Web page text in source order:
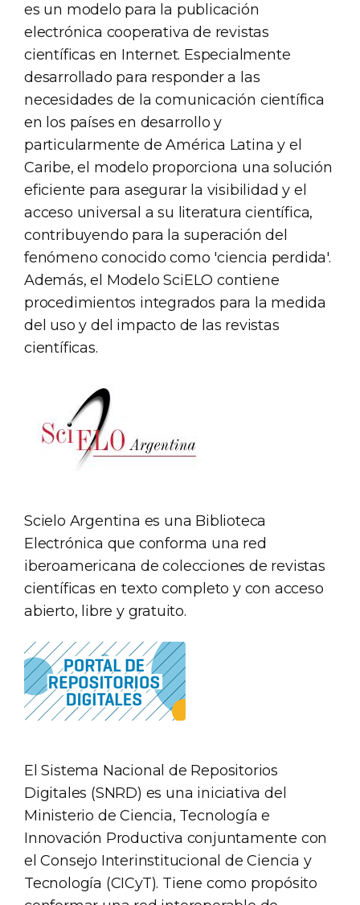
es un modelo para la publicación
electrónica cooperativa de revistas
científicas en Internet. Especialmente
desarrollado para responder a las
necesidades de la comunicación científica
en los países en desarrollo y
particularmente de América Latina y el
Caribe, el modelo proporciona una solución
eficiente para asegurar la visibilidad y el
acceso universal a su literatura científica,
contribuyendo para la superación del
fenómeno conocido como 'ciencia perdida'.
Además, el Modelo SciELO contiene
procedimientos integrados para la medida
del uso y del impacto de las revistas
científicas.
Scielo Argentina es una Biblioteca
Electrónica que conforma una red
iberoamericana de colecciones de revistas
científicas en texto completo y con acceso
abierto, libre y gratuito.
El Sistema Nacional de Repositorios
Digitales (SNRD) es una iniciativa del
Ministerio de Ciencia, Tecnología e
Innovación Productiva conjuntamente con
el Consejo Interinstitucional de Ciencia y
Tecnología (CICyT). Tiene como propósito